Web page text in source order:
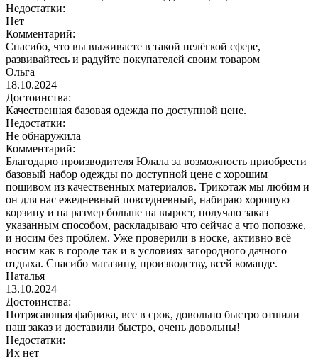
Недостатки:
Нет
Комментарий:
Спасибо, что вы выживаете в такой нелёгкой сфере,
развивайтесь и радуйте покупателей своим товаром
Ольга
18.10.2024
Достоинства:
Качественная базовая одежда по доступной цене.
Недостатки:
Не обнаружила
Комментарий:
Благодарю производителя Юлала за возможность приобрести
базовый набор одежды по доступной цене с хорошим
пошивом из качественных материалов. Трикотаж мы любим и
он для нас ежедневный повседневный, набираю хорошую
корзину и на размер больше на вырост, получаю заказ
указанным способом, раскладываю что сейчас а что попозже,
и носим без проблем. Уже проверили в носке, активно всё
носим как в городе так и в условиях загородного дачного
отдыха. Спасибо магазину, производству, всей команде.
Наталья
13.10.2024
Достоинства:
Потрясающая фабрика, все в срок, довольно быстро отшили
наш заказ и доставили быстро, очень довольны!
Недостатки:
Их нет